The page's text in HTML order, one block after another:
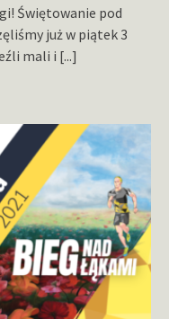
Świętowanie pod
już w piątek 3
mali i [...]